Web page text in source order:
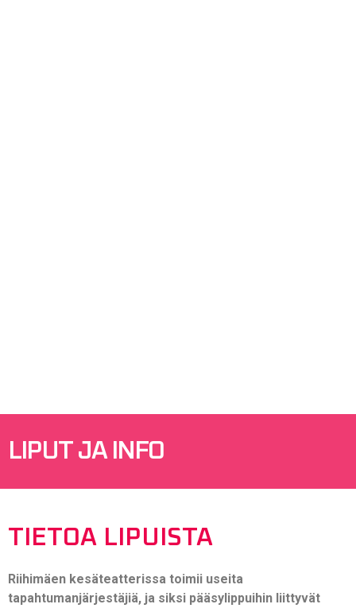
LIPUT JA INFO
TIETOA LIPUISTA
Riihimäen kesäteatterissa toimii useita
tapahtumanjärjestäjiä, ja siksi pääsylippuihin liittyvät